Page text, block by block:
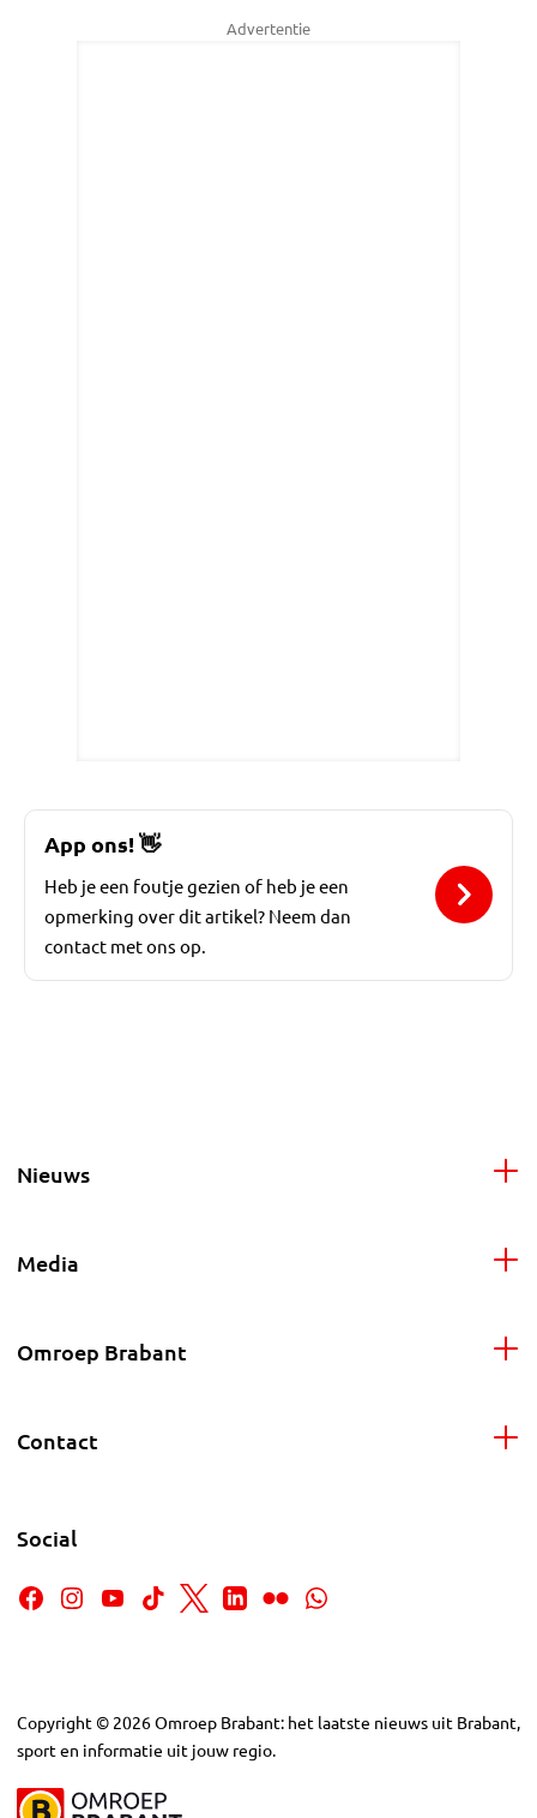
Advertentie
App ons! 👋
Heb je een foutje gezien of heb je een
opmerking over dit artikel? Neem dan
contact met ons op.
Nieuws
Media
Omroep Brabant
Contact
Social
Copyright © 2026Omroep Brabant: het laatste nieuws uit Brabant,
sport en informatie uit jouw regio.